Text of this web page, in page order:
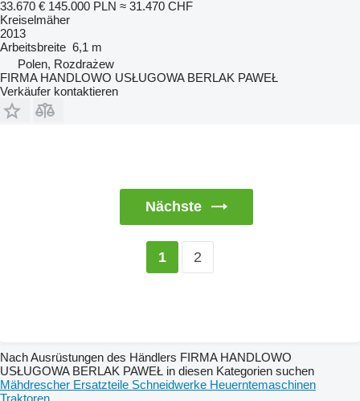
33.670 € 145.000 PLN ≈ 31.470 CHF
Kreiselmäher
2013
Arbeitsbreite 6,1 m
Polen, Rozdrażew
FIRMA HANDLOWO USŁUGOWA BERLAK PAWEŁ
Verkäufer kontaktieren
Nächste
1 2
Nach Ausrüstungen des Händlers FIRMA HANDLOWO
USŁUGOWA BERLAK PAWEŁ in diesen Kategorien suchen
Mähdrescher Ersatzteile Schneidwerke Heuerntemaschinen